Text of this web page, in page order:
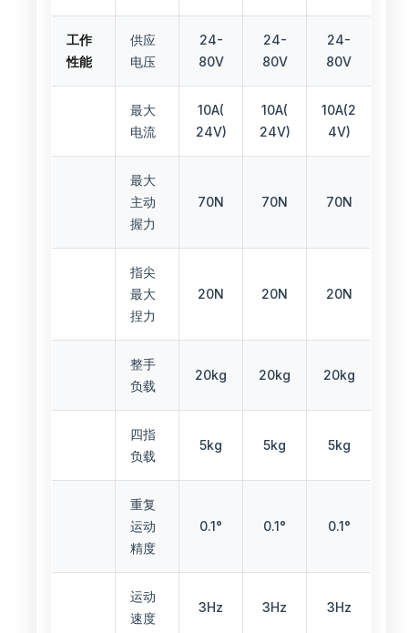
工作
性能
供应
电压
24-
80V
24-
80V
24-
80V
最大
电流
10A(
24V)
10A(
24V)
10A(2
4V)
最大
主动
握力
70N 70N 70N
指尖
最大
捏力
20N 20N 20N
整手
负载
20kg 20kg 20kg
四指
负载
5kg 5kg 5kg
重复
运动
精度
0.1° 0.1° 0.1°
运动
速度
3Hz 3Hz 3Hz